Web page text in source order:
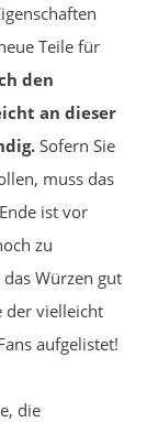
Teile für
den
an dieser
Sofern Sie
muss das
ist vor
zu
Würzen gut
der vielleicht
aufgelistet!
die